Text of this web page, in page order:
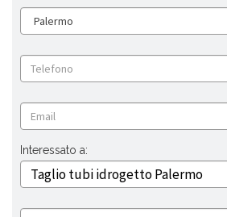
Interessato a: